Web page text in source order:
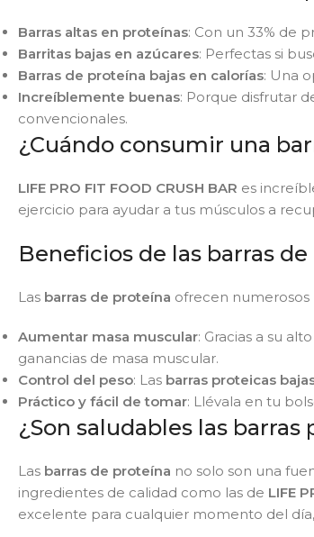
Barras altas en proteínas: Con un 33% de
Barritas bajas en azúcares: Perfectas si
Barras de proteína bajas en calorías: Una
Increíblemente buenas: Porque disfrutar
convencionales.
¿Cuándo consumir una
LIFE PRO FIT FOOD CRUSH BAR es
ejercicio para ayudar a tus músculos a
Beneficios de las barras
Las barras de proteína ofrecen numerosos
Aumentar masa muscular: Gracias a su
ganancias de masa muscular.
Control del peso: Las barras proteicas
Práctico y fácil de tomar: Llévala en tu
¿Son saludables las barras
Las barras de proteína no solo son una
ingredientes de calidad como las de LIFE
excelente para cualquier momento del día,